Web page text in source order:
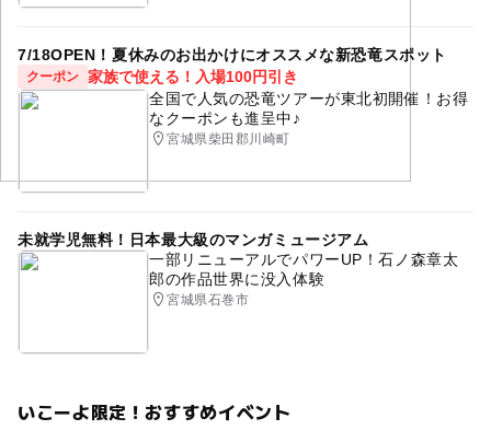
7/18OPEN！夏休みのお出かけにオススメな新恐竜スポット
クーポン 家族で使える！入場100円引き
全国で人気の恐竜ツアーが東北初開催！お得
なクーポンも進呈中♪
宮城県柴田郡川崎町
未就学児無料！日本最大級のマンガミュージアム
一部リニューアルでパワーUP！石ノ森章太
郎の作品世界に没入体験
宮城県石巻市
いこーよ限定！おすすめイベント